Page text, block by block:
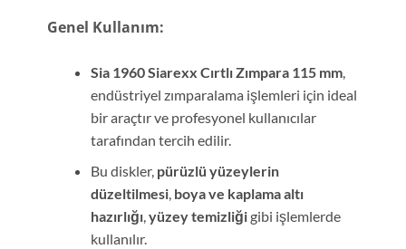
Genel Kullanım:
Sia 1960 Siarexx Cırtlı Zımpara 115 mm,
endüstriyel zımparalama işlemleri için ideal
bir araçtır ve profesyonel kullanıcılar
tarafından tercih edilir.
Bu diskler, pürüzlü yüzeylerin
düzeltilmesi, boya ve kaplama altı
hazırlığı,yüzey temizliğigibi işlemlerde
kullanılır.